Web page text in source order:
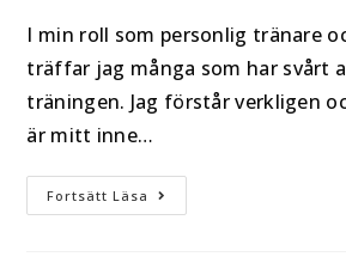
I min roll som personlig tränare
träffar jag många som har svårt
träningen. Jag förstår verkligen
är mitt inne…
Fortsätt Läsa